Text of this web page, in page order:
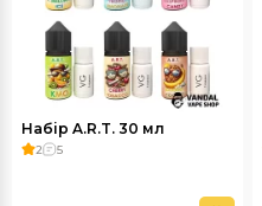
Набір A.R.T. 30 мл
2 5